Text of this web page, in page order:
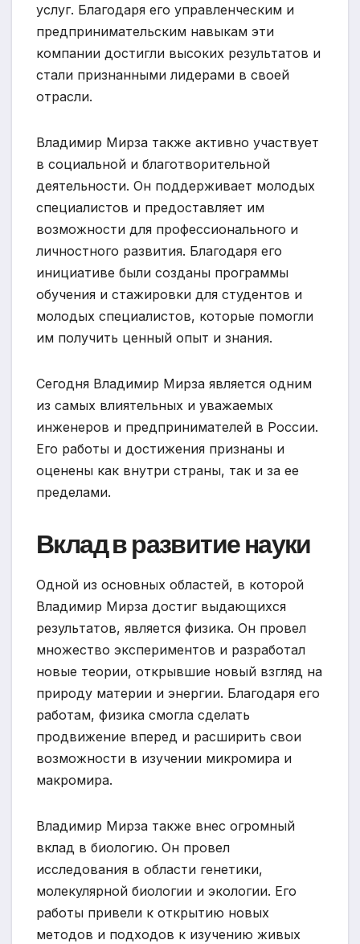
услуг. Благодаря его управленческим и
предпринимательским навыкам эти
компании достигли высоких результатов и
стали признанными лидерами в своей
отрасли.
Владимир Мирза также активно участвует
в социальной и благотворительной
деятельности. Он поддерживает молодых
специалистов и предоставляет им
возможности для профессионального и
личностного развития. Благодаря его
инициативе были созданы программы
обучения и стажировки для студентов и
молодых специалистов, которые помогли
им получить ценный опыт и знания.
Сегодня Владимир Мирза является одним
из самых влиятельных и уважаемых
инженеров и предпринимателей в России.
Его работы и достижения признаны и
оценены как внутри страны, так и за ее
пределами.
Вклад в развитие науки
Одной из основных областей, в которой
Владимир Мирза достиг выдающихся
результатов, является физика. Он провел
множество экспериментов и разработал
новые теории, открывшие новый взгляд на
природу материи и энергии. Благодаря его
работам, физика смогла сделать
продвижение вперед и расширить свои
возможности в изучении микромира и
макромира.
Владимир Мирза также внес огромный
вклад в биологию. Он провел
исследования в области генетики,
молекулярной биологии и экологии. Его
работы привели к открытию новых
методов и подходов к изучению живых